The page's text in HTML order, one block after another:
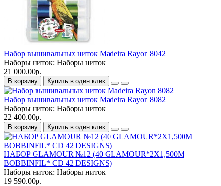
Набор вышивальных ниток Madeira Rayon 8042
Наборы ниток: Наборы ниток
21 000.00р.
В корзину Купить в один клик
Набор вышивальных ниток Madeira Rayon 8082
Наборы ниток: Наборы ниток
22 400.00р.
В корзину Купить в один клик
НАБОР GLAMOUR №12 (40 GLAMOUR*2Х1,500М
BOBBINFIL* CD 42 DESIGNS)
Наборы ниток: Наборы ниток
19 590.00р.